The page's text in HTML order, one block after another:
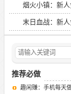
烟火小镇：新人
末日血战：新人
推荐必做
趣闲赚：手机每天